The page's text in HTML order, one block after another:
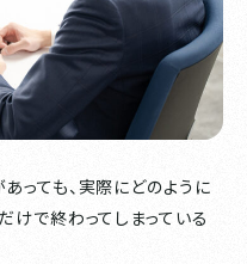
っても、実際にどのように
けで終わってしまっている